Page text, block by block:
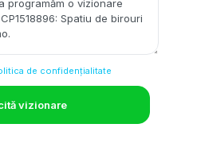
de confidențialitate
vizionare